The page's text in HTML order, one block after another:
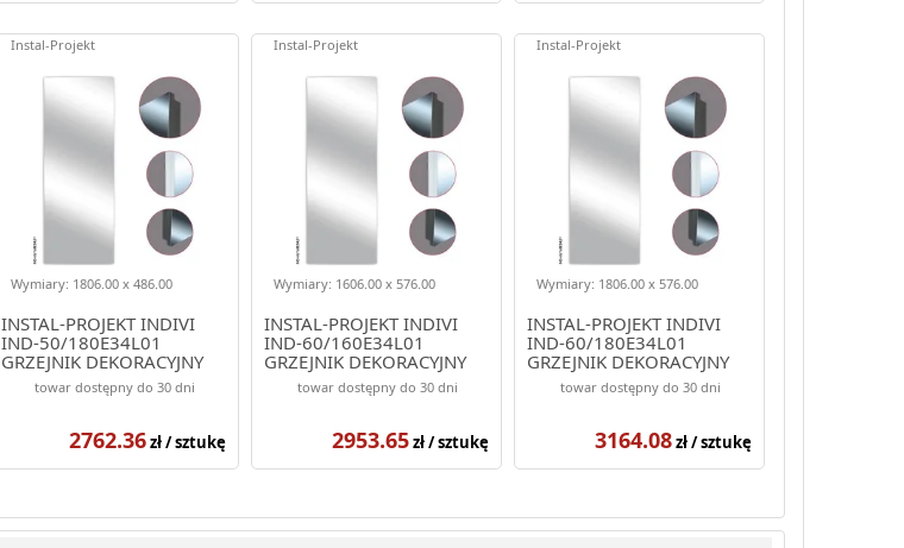
INSTAL-PROJEKT INDIVI
IND-50/180E34L01
GRZEJNIK DEKORACYJNY
1806/486 KOLOR BIAŁY
(ELEGANTE)
Wymiary: 1806.00 x 486.00
Instal-Projekt
towar dostępny do 30 dni
2762.36zł / sztukę
INSTAL-PROJEKT INDIVI
IND-60/160E34L01
GRZEJNIK DEKORACYJNY
1606/576 KOLOR BIAŁY
(ELEGANTE)
Wymiary: 1606.00 x 576.00
Instal-Projekt
towar dostępny do 30 dni
2953.65zł / sztukę
INSTAL-PROJEKT INDIVI
IND-60/180E34L01
GRZEJNIK DEKORACYJNY
1806/576 KOLOR BIAŁY
(ELEGANTE)
Wymiary: 1806.00 x 576.00
Instal-Projekt
towar dostępny do 30 dni
3164.08zł / sztukę